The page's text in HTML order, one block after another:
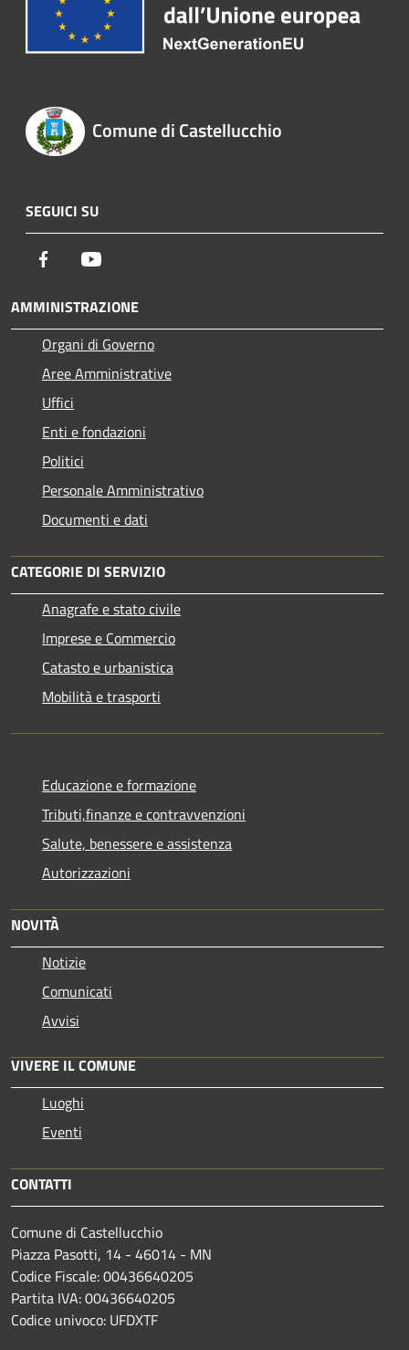
Comune di Castellucchio
SEGUICI SU
Facebook
AMMINISTRAZIONE
Organi di Governo
Aree Amministrative
Uffici
Enti e fondazioni
Politici
Personale Amministrativo
Documenti e dati
CATEGORIE DI SERVIZIO
Anagrafe e stato civile
Imprese e Commercio
Catasto e urbanistica
Mobilità e trasporti
Educazione e formazione
Tributi,finanze e contravvenzioni
Salute, benessere e assistenza
Autorizzazioni
NOVITÀ
Notizie
Comunicati
Avvisi
VIVERE IL COMUNE
Luoghi
Eventi
CONTATTI
Comune di Castellucchio
Piazza Pasotti, 14 - 46014 - MN
Codice Fiscale: 00436640205
Partita IVA: 00436640205
Codice univoco: UFDXTF